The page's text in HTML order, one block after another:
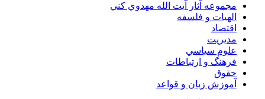
مجموعه آثار آيت الله مهدوي كني
الهیات و فلسفه
اقتصاد
مديريت
علوم سياسي
فرهنگ و ارتباطات
حقوق
آموزش زبان و قواعد